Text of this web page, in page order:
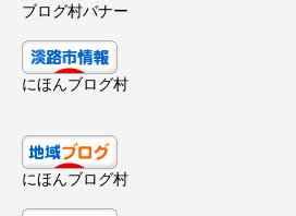
ブログ村バナー
にほんブログ村
にほんブログ村